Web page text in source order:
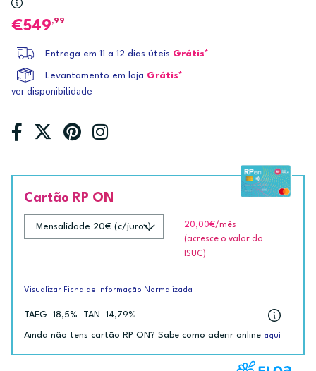
549,99
Entrega em 11 a 12 dias úteis Grátis*
Levantamento em loja Grátis*
ver disponibilidade
Cartão RP ON
20,00€/mês
(acresce o valor do
ISUC)
Visualizar Ficha de Informação Normalizada
TAEG 18,5% TAN 14,79%
Ainda não tens cartão RP ON? Sabe como aderir online aqui